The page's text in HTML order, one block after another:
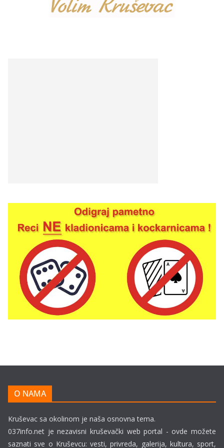
O NAMA
Kruševac sa okolinom je naša osnovna tema.
037info.net je nezavisni kruševački web portal - ovde možete
saznati sve o Kruševcu: vesti, privreda, galerija, kultura, sport,